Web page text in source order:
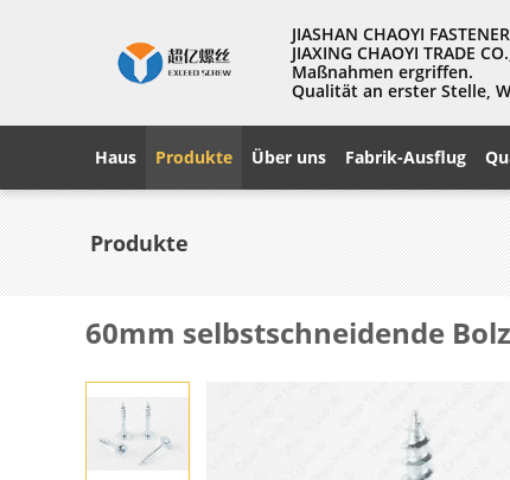
JIASHAN CHAOYI
JIAXING CHAOYI TRADE
Maßnahmen ergriffen.
Qualität an erster Stelle,
Haus Produkte Über uns Fabrik-Ausflug
Produkte
60mm selbstschneidende